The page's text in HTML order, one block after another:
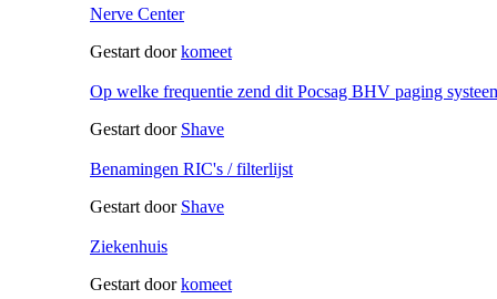
Nerve Center
Gestart doorkomeet
Op welke frequentie zend dit Pocsag BHV paging
Gestart door Shave
Benamingen RIC's / filterlijst
Gestart door Shave
Ziekenhuis
Gestart doorkomeet